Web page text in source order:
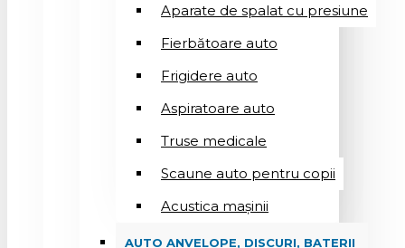
Aparate de spalat cu presiune
Fierbătoare auto
Frigidere auto
Aspiratoare auto
Truse medicale
Scaune auto pentru copii
Acustica mașinii
AUTO ANVELOPE, DISCURI, BATERII